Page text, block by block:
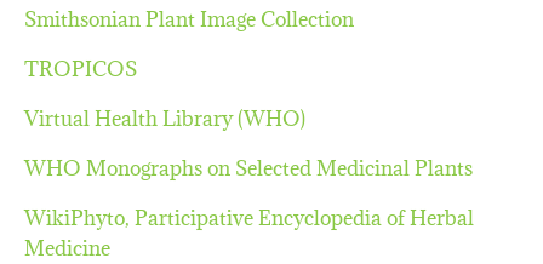
Smithsonian Plant Image Collection
TROPICOS
Virtual Health Library (WHO)
WHO Monographs on Selected Medicinal Plants
WikiPhyto, Participative Encyclopedia of Herbal
Medicine